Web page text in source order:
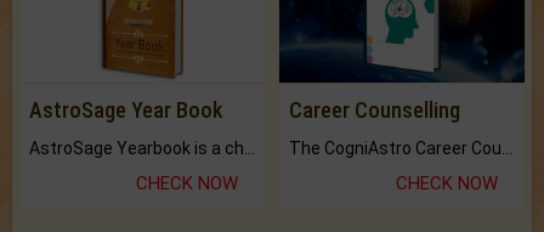
AstroSage Year Book
AstroSage Yearbook is a channel to fulfill your dreams and destiny.
CHECK NOW
Career Counselling
The CogniAstro Career Counselling Report is the most comprehensive report available on this topic.
CHECK NOW